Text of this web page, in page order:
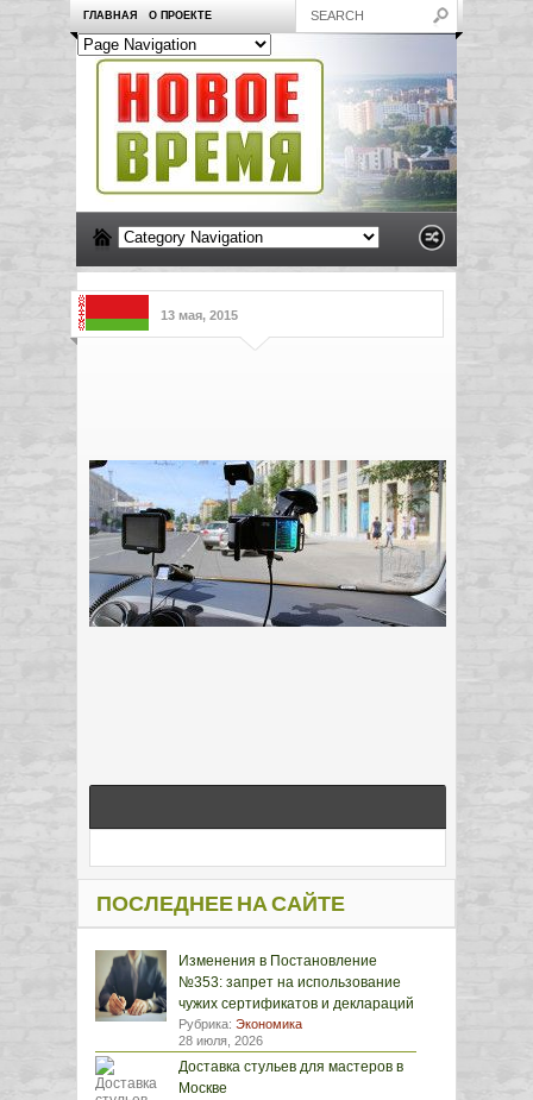
ГЛАВНАЯ О ПРОЕКТЕ
13 мая, 2015
ПОСЛЕДНЕЕ НА САЙТЕ
Изменения в Постановление
№353: запрет на использование
чужих сертификатов и деклараций
Рубрика: Экономика
28 июля, 2026
Доставка стульев для мастеров в
Москве